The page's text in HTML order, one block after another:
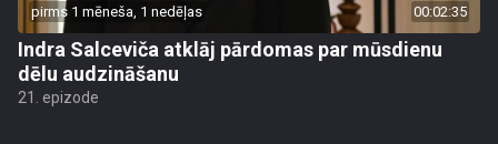
pirms 1 mēneša, 1 nedēļas 00:02:35
Indra Salceviča atklāj pārdomas par mūsdienu
dēlu audzināšanu
21. epizode